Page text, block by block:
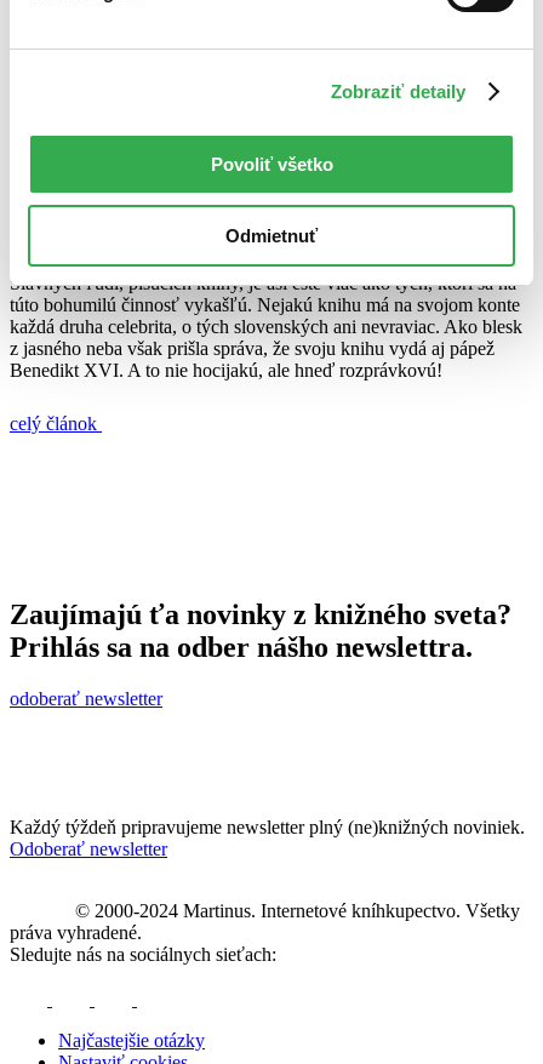
Zobraziť detaily
Povoliť všetko
Odmietnuť
celý článok
Slávnych ľudí, píšucich knihy, je asi ešte viac ako tých, ktorí sa na
túto bohumilú činnosť vykašľú. Nejakú knihu má na svojom konte
každá druha celebrita, o tých slovenských ani nevraviac. Ako blesk
z jasného neba však prišla správa, že svoju knihu vydá aj pápež
Benedikt XVI. A to nie hocijakú, ale hneď rozprávkovú!
celý článok
Zaujímajú ťa novinky z knižného sveta?
Prihlás sa na odber nášho newslettra.
odoberať newsletter
Každý týždeň pripravujeme newsletter plný (ne)knižných noviniek.
Odoberať newsletter
© 2000-2024 Martinus. Internetové kníhkupectvo. Všetky
práva vyhradené.
Sledujte nás na sociálnych sieťach:
Najčastejšie otázky